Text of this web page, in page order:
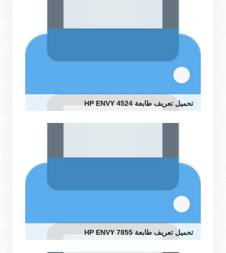
تحميل تعريف طابعة HP ENVY 4524
تحميل تعريف طابعة HP ENVY 7855